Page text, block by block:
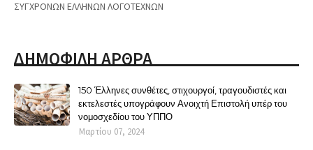
ΣΥΓΧΡΟΝΩΝ ΕΛΛΗΝΩΝ ΛΟΓΟΤΕΧΝΩΝ
ΔΗΜΟΦΙΛΗ ΑΡΘΡΑ
150 Έλληνες συνθέτες, στιχουργοί, τραγουδιστές και
εκτελεστές υπογράφουν Ανοιχτή Επιστολή υπέρ του
νομοσχεδίου του ΥΠΠΟ
Μαρτίου 07, 2024